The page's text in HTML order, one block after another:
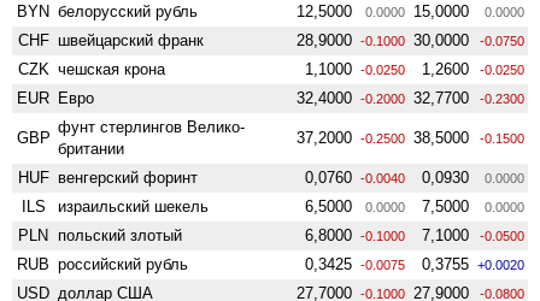
BYN белорусский рубль 12,5000 0.0000 15,0000 0.0000
CHF швейцарский франк 28,9000 -0.1000 30,0000 -0.0750
CZK чешская крона 1,1000 -0.0250 1,2600 -0.0250
EUR Евро 32,4000 -0.2000 32,7700 -0.2300
GBP
фунт стерлингов Велико­
британии
37,2000 -0.2500 38,5000 -0.1500
HUF венгерский форинт 0,0760 -0.0040 0,0930 0.0000
ILS израильский шекель 6,5000 0.0000 7,5000 0.0000
PLN польский злотый 6,8000 -0.1000 7,1000 -0.0500
RUB российский рубль 0,3425 -0.0075 0,3755 +0.0020
USD доллар США 27,7000 -0.1000 27,9000 -0.0800